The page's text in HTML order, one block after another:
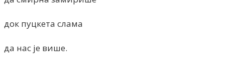
док пуцкета слама
да нас је више.